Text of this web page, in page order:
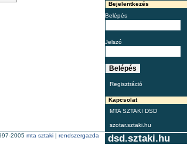
Bejelentkezés
Belépés
Jelszó
Regisztráció
Kapcsolat
MTA SZTAKI DSD
szotar.sztaki.hu
dsd.sztaki.hu
2005 mta sztaki | rendszergazda